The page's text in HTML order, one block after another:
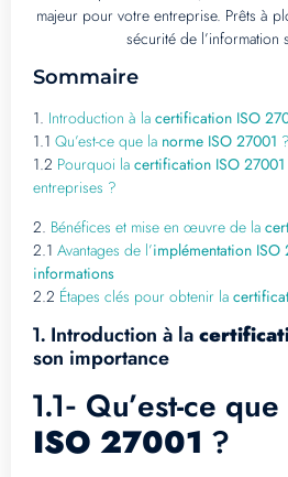
majeur pour votre entreprise. Prêts à
sécurité de l’information
Sommaire
1. Introduction à la certification ISO
1.1 Qu’est-ce que la norme ISO 27001 ?
1.2 Pourquoi la certification ISO 27001
entreprises ?
2. Bénéfices et mise en œuvre de la
2.1 Avantages de l’implémentation ISO
informations
2.2 Étapes clés pour obtenir la
1. Introduction à la
son importance
1.1- Qu’est-ce que
ISO 27001 ?